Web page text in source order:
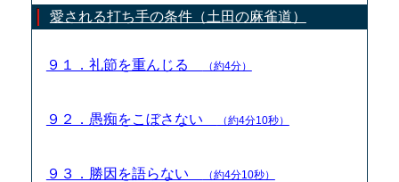
愛される打ち手の条件（土田の麻雀道）
９１．礼節を重んじる （約4分）
９２．愚痴をこぼさない （約4分10秒）
９３．勝因を語らない （約4分10秒）